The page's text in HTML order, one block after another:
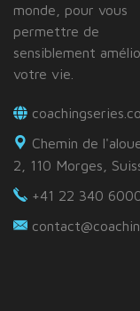
monde, pour vous
permettre de
sensiblement
votre vie.
Chemin de
2, 110 Morges,
+41 22 340